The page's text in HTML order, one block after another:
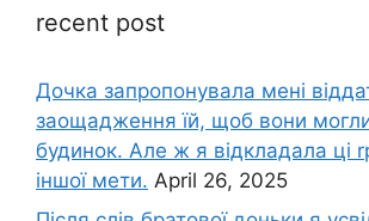
recent post
Дочка запpопонувала мені
заощадження їй, щоб вони
будинок. Але ж я відкладала ці
іншої мети. April 26, 2025